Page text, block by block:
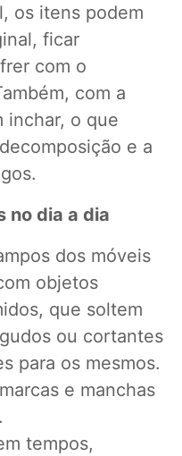
os itens podem
ficar
com o
com a
inchar, o que
e a
no dia a dia
dos móveis
objetos
que soltem
ou cortantes
para os mesmos.
e manchas
tempos,